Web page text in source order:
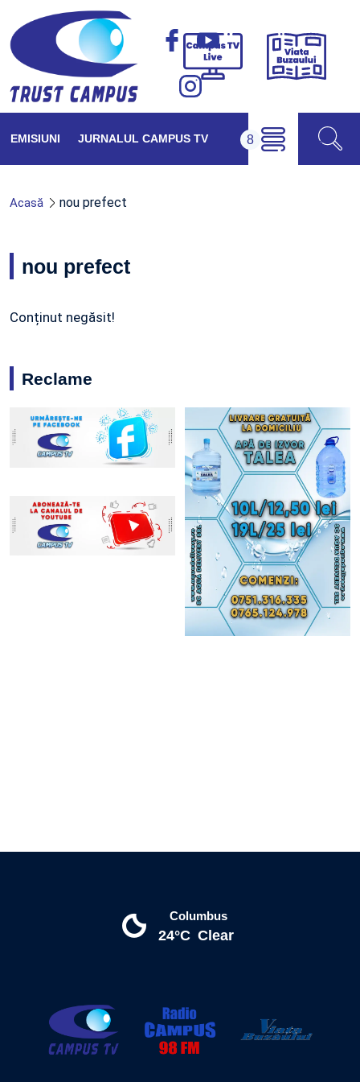
Campus
Viața
EMISIUNI JURNALUL CAMPUS TV
Acasă nou prefect
nou prefect
Conținut negăsit!
Reclame
Columbus
24°C Clear